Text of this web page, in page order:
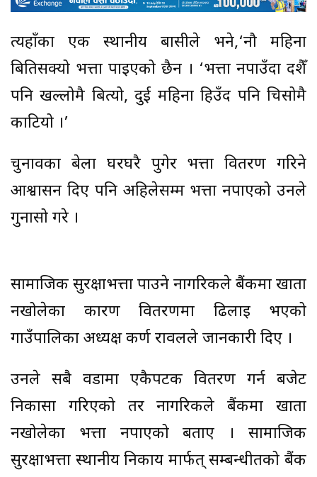
त्यहाँका एक स्थानीय बासीले भने,‘नौ महिना
बितिसक्यो भत्ता पाइएको छैन । ‘भत्ता नपाउँदा दशैँ
पनि खल्लोमै बित्यो, दुई महिना हिउँद पनि चिसोमै
काटियो ।’
चुनावका बेला घरघरै पुगेर भत्ता वितरण गरिने
आश्वासन दिए पनि अहिलेसम्म भत्ता नपाएको उनले
गुनासो गरे ।
सामाजिक सुरक्षाभत्ता पाउने नागरिकले बैंकमा खाता
नखोलेका कारण वितरणमा ढिलाइ भएको
गाउँपालिका अध्यक्ष कर्ण रावलले जानकारी दिए ।
उनले सबै वडामा एकैपटक वितरण गर्न बजेट
निकासा गरिएको तर नागरिकले बैंकमा खाता
नखोलेका भत्ता नपाएको बताए । सामाजिक
सुरक्षाभत्ता स्थानीय निकाय मार्फत् सम्बन्धीतको बैंक